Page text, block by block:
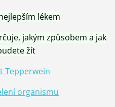
lékem
jakým způsobem a jak
žít
Tepperwein
organismu